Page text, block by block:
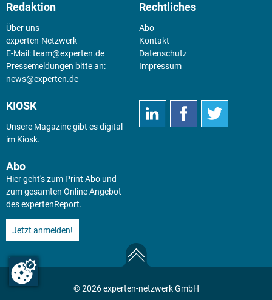
Redaktion
Über uns
experten-Netzwerk
E-Mail:team@experten.de
Pressemeldungen bitte an:
news@experten.de
Rechtliches
Abo
Kontakt
Datenschutz
Impressum
KIOSK
Unsere Magazine gibt es digital
im Kiosk.
Abo
Hier geht's zum Print Abo und
zum gesamten Online Angebot
des expertenReport.
Jetzt anmelden!
© 2026 experten-netzwerk GmbH